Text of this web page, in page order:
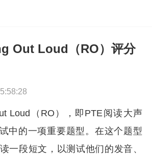
Out Loud（RO）评分
Loud（RO），即PTE阅读大声
中的一项重要题型。在这个题型
一段短文，以测试他们的发音、